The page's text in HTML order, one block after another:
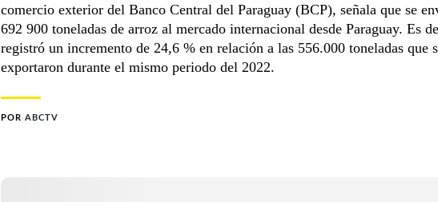
comercio exterior del Banco Central del Paraguay (BCP), señala que se
692 900 toneladas de arroz al mercado internacional desde Paraguay. Es
registró un incremento de 24,6 % en relación a las 556.000 toneladas que
exportaron durante el mismo periodo del 2022.
POR ABCTV